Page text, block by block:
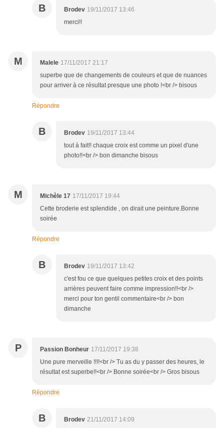
B Brodev 19/11/2017 13:46
merci!!
M Malele 17/11/2017 21:17
superbe que de changements de couleurs et que de nuances
pour arriver à ce résultat presque une photo !<br /> bisous
Répondre
B Brodev 19/11/2017 13:44
tout à fait!! chaque croix est comme un pixel d'une
photo!!<br /> bon dimanche bisous
M Michèle 17 17/11/2017 19:44
Cette broderie est splendide , on dirait une peinture.Bonne
soirée
Répondre
B Brodev 19/11/2017 13:42
c'est fou ce que quelques petites croix et des points
arrières peuvent faire comme impression!!<br />
merci pour ton gentil commentaire<br /> bon
dimanche
P Passion Bonheur 17/11/2017 19:38
Une pure merveille !!!!<br /> Tu as du y passer des heures, le
résultat est superbe!!<br /> Bonne soirée<br /> Gros bisous
Répondre
B Brodev 21/11/2017 14:09